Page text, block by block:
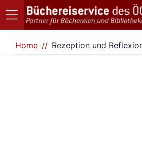
Direkt zum Inhalt
Home
Rezeption und